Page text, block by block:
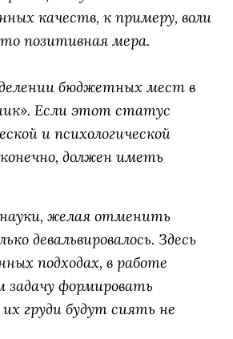
качеств, к примеру, воли
позитивная мера.
бюджетных мест в
Если этот статус
и психологической
должен иметь
желая отменить
девальвировалось. Здесь
подходах, в работе
формировать
груди будут сиять не